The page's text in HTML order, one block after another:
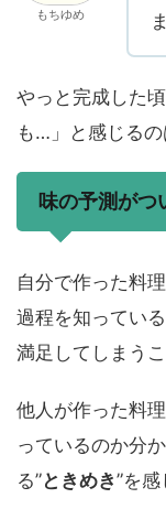
もちゆめ
やっと完成した
も…」と感じるの
味の予測がつ
自分で作った料
過程を知ってい
満足してしまう
他人が作った料
っているのか分
る”ときめき”を感